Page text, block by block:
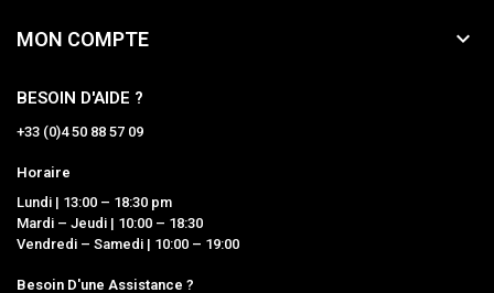
MON COMPTE 
BESOIN D'AIDE ?
+33 (0)4 50 88 57 09
Horaire
Lundi | 13:00 – 18:30 pm
Mardi – Jeudi | 10:00 – 18:30
Vendredi – Samedi | 10:00 – 19:00
Besoin D'une Assistance ?